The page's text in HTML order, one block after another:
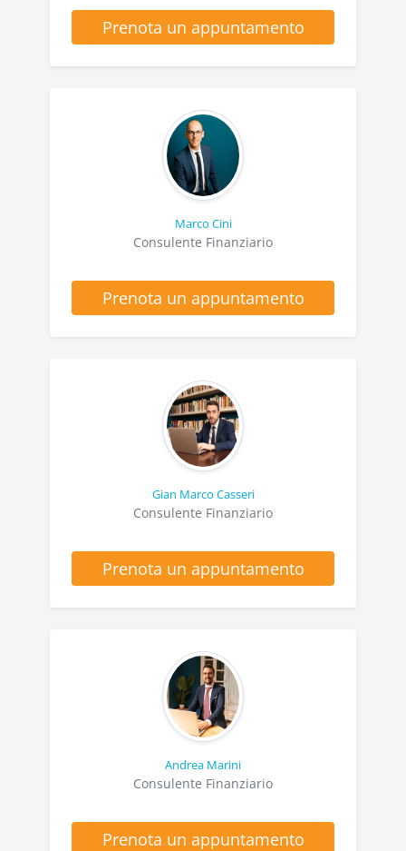
Prenota un appuntamento
Marco Cini
Consulente Finanziario
Prenota un appuntamento
Gian Marco Casseri
Consulente Finanziario
Prenota un appuntamento
Andrea Marini
Consulente Finanziario
Prenota un appuntamento